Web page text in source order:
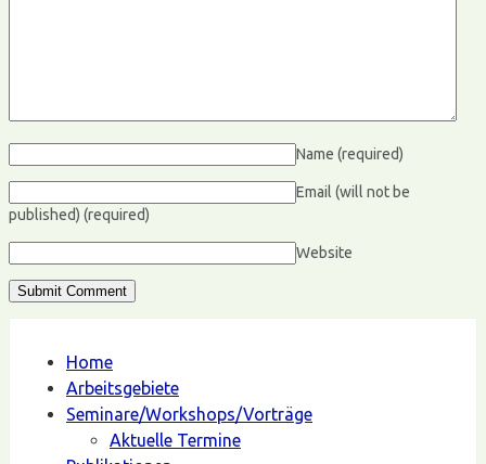
Name (required)
Email (will not be
published) (required)
Website
Home
Arbeitsgebiete
Seminare/Workshops/Vorträge
Aktuelle Termine